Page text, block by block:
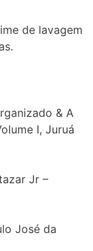
de lavagem
& A
I, Juruá
Jr –
José da